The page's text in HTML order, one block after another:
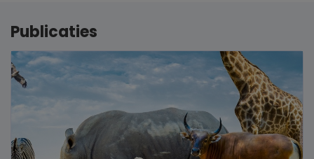
Publicaties